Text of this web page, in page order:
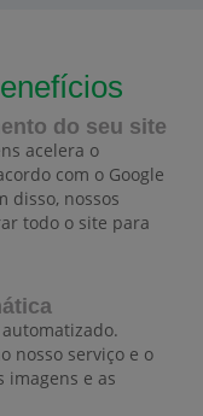
do seu site
acelera o
com o Google
disso, nossos
todo o site para
nosso serviço e o
imagens e as